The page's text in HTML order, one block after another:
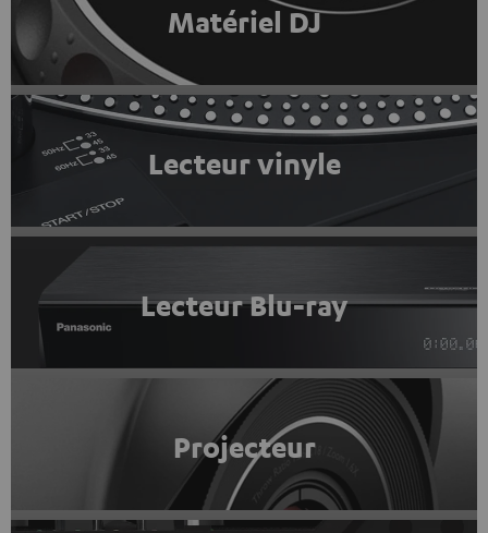
Matériel DJ
Lecteur vinyle
Lecteur Blu-ray
Projecteur